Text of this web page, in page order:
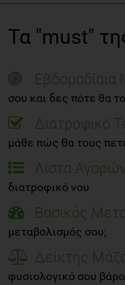
Τα "must"
σου και δες πότε θα
Διατροφικό
μάθε πώς θα τους
Λίστα Αγορών
διατροφικό νου
Βασικός
μεταβολισμός σου;
Δείκτης
φυσιολογικό σου